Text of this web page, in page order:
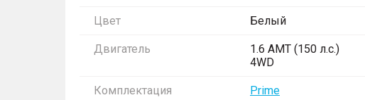
Цвет Белый
Двигатель
1.6 AMT (150 л.с.)
4WD
Комплектация Prime